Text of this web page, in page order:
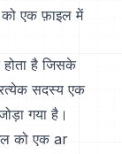
एक फ़ाइल में
है जिसके
सदस्य एक
गया है।
को एक ar